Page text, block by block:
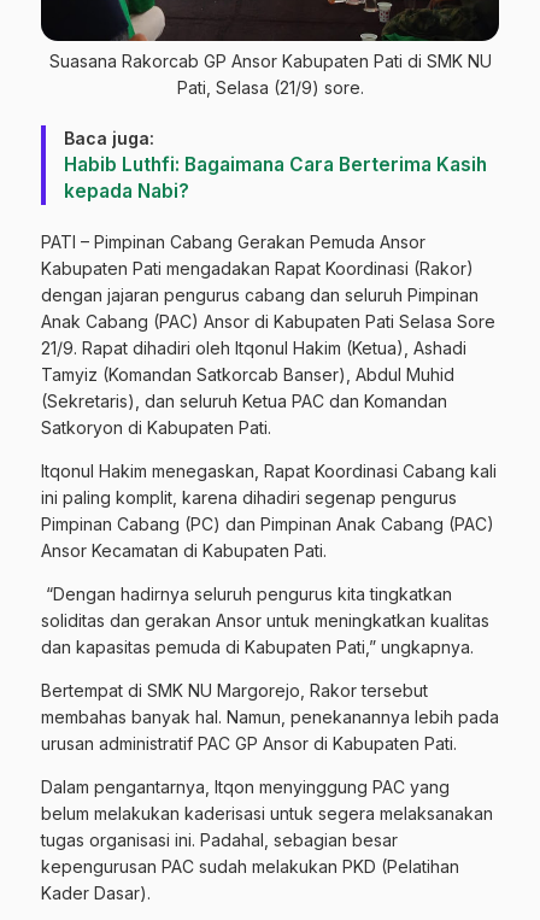
Suasana Rakorcab GP Ansor Kabupaten Pati di SMK NU
Pati, Selasa (21/9) sore.
Baca juga:
Habib Luthfi: Bagaimana Cara Berterima Kasih
kepada Nabi?
PATI – Pimpinan Cabang Gerakan Pemuda Ansor
Kabupaten Pati mengadakan Rapat Koordinasi (Rakor)
dengan jajaran pengurus cabang dan seluruh Pimpinan
Anak Cabang (PAC) Ansor di Kabupaten Pati Selasa Sore
21/9. Rapat dihadiri oleh Itqonul Hakim (Ketua), Ashadi
Tamyiz (Komandan Satkorcab Banser), Abdul Muhid
(Sekretaris), dan seluruh Ketua PAC dan Komandan
Satkoryon di Kabupaten Pati.
Itqonul Hakim menegaskan, Rapat Koordinasi Cabang kali
ini paling komplit, karena dihadiri segenap pengurus
Pimpinan Cabang (PC) dan Pimpinan Anak Cabang (PAC)
Ansor Kecamatan di Kabupaten Pati.
“Dengan hadirnya seluruh pengurus kita tingkatkan
soliditas dan gerakan Ansor untuk meningkatkan kualitas
dan kapasitas pemuda di Kabupaten Pati,” ungkapnya.
Bertempat di SMK NU Margorejo, Rakor tersebut
membahas banyak hal. Namun, penekanannya lebih pada
urusan administratif PAC GP Ansor di Kabupaten Pati.
Dalam pengantarnya, Itqon menyinggung PAC yang
belum melakukan kaderisasi untuk segera melaksanakan
tugas organisasi ini. Padahal, sebagian besar
kepengurusan PAC sudah melakukan PKD (Pelatihan
Kader Dasar).